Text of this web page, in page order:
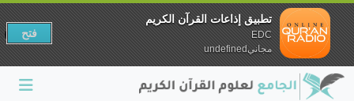
تطبيق إذاعات القرآن الكريم
EDC
مجانيundefined
فتح